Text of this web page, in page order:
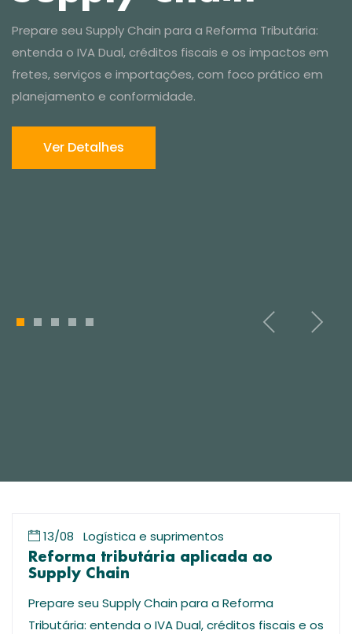
entenda o IVA Dual, créditos fiscais e os impactos em
Ver Detalhes
1 2 3 4 5
13/08 Logística e suprimentos
Reforma tributária aplicada ao
Supply Chain
Prepare seu Supply Chain para a Reforma
Tributária: entenda o IVA Dual, créditos fiscais e os